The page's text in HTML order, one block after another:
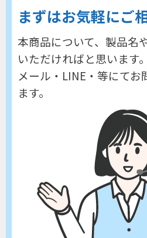
まずはお気軽にご
本商品について、製品名
いただければと思います。
メール・LINE・等にてお
ます。